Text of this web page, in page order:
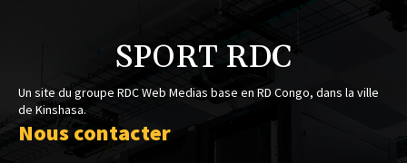
SPORT RDC
Un site du groupe RDC Web Medias base en RD Congo, dans la ville
de Kinshasa.
Nous contacter